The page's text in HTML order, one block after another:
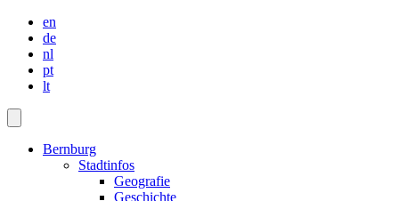
en
de
nl
pt
lt
Bernburg
Stadtinfos
Geografie
Geschichte